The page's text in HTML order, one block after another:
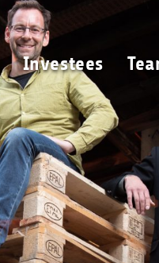
Funding
Investees